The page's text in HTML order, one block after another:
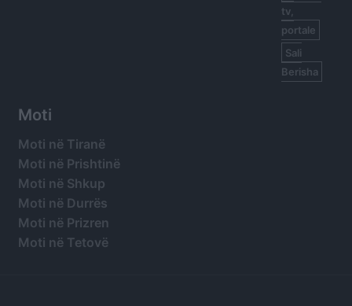
tv,
portale
Sali
Berisha
Moti
Moti në Tiranë
Moti në Prishtinë
Moti në Shkup
Moti në Durrës
Moti në Prizren
Moti në Tetovë